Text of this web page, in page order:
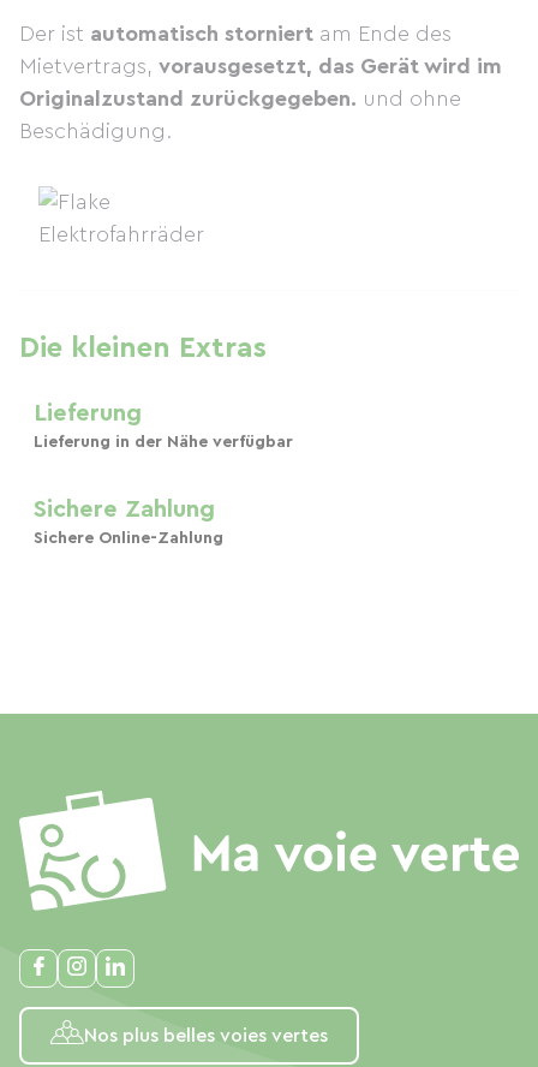
Der ist automatisch storniert am Ende des
Mietvertrags, vorausgesetzt, das Gerät wird im
Originalzustand zurückgegeben. und ohne
Beschädigung.
Die kleinen Extras
Lieferung
Lieferung in der Nähe verfügbar
Sichere Zahlung
Sichere Online-Zahlung
Nos plus belles voies vertes